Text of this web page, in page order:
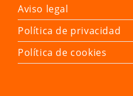
abre
en
una
nueva
pestaña
abre
en
una
nueva
pestaña
en
una
nueva
pestaña
en
una
nueva
pestaña
Aviso legal
Política de privacidad
Política de cookies